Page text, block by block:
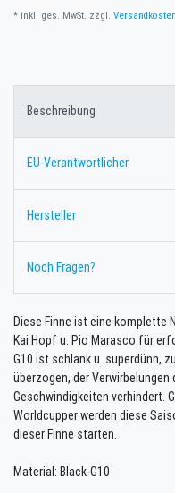
* inkl. ges. MwSt. zzgl. Versandkosten
Beschreibung
EU-Verantwortlicher
Hersteller
Noch Fragen?
Diese Finne ist eine komplette
Kai Hopf u. Pio Marasco für
G10 ist schlank u. superdünn,
überzogen, der
Geschwindigkeiten verhindert.
Worldcupper werden diese
dieser Finne starten.
Material: Black-G10